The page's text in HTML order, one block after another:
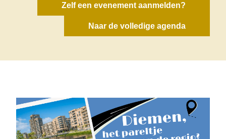
Zelf een evenement aanmelden?
Naar de volledige agenda